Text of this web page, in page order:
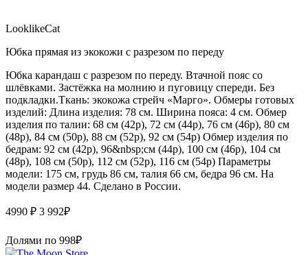
LooklikeCat
Юбка прямая из экокожи с разрезом по переду
Юбка карандаш с разрезом по переду. Втачной пояс со
шлёвками. Застёжка на молнию и пуговицу спереди. Без
подкладки.Ткань: экокожа стрейч «Марго». Обмеры готовых
изделий: Длина изделия: 78 см. Ширина пояса: 4 см. Обмер
изделия по талии: 68 см (42р), 72 см (44р), 76 см (46р), 80 см
(48р), 84 см (50р), 88 см (52р), 92 см (54р) Обмер изделия по
бедрам: 92 см (42р), 96&nbsp;см (44р), 100 см (46р), 104 см
(48р), 108 см (50р), 112 см (52р), 116 см (54р) Параметры
модели: 175 см, грудь 86 см, талия 66 см, бедра 96 см. На
модели размер 44. Сделано в России.
4990 ₽ 3 992₽
Долями по 998₽